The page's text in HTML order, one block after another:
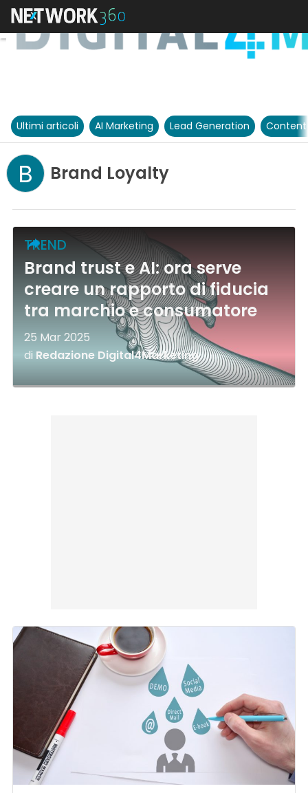
Ultimi articoli AI Marketing Lead Generation
B Brand Loyalty
TREND
Brand trust e AI: ora serve
creare un rapporto di fiducia
tra marchio e consumatore
25 Mar 2025
di Redazione Digital4Marketing